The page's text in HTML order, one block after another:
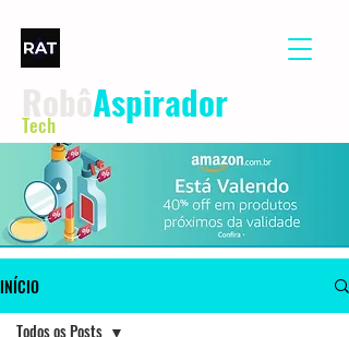
Aspirador
Tech
INÍCIO
Todos os Posts